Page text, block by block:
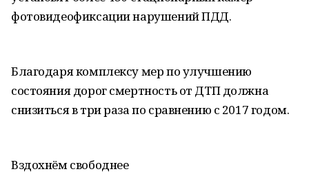
фотовидеофиксации нарушений ПДД.
Благодаря комплексу мер по улучшению
состояния дорог смертность от ДТП должна
снизиться в три раза по сравнению с 2017 годом.
Вздохнём свободнее